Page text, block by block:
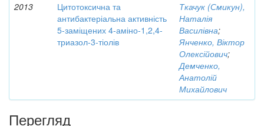
2013
Цитотоксична та
антибактеріальна активність
5-заміщених 4-аміно-1,2,4-
триазол-3-тіолів
Ткачук (Смикун),
Наталія
Василівна;
Янченко, Віктор
Олексійович;
Демченко,
Анатолій
Михайлович
Перегляд